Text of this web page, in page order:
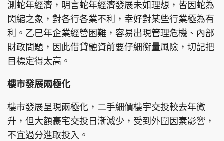
頭條日報 星島環球 The Standard
測蛇年經濟，明言蛇年經濟發展未如理想，皆因蛇為
閃縮之象，對各行各業不利，幸好對某些行業極為有
利。乙巳年企業經營困難，容易出現管理危機、內部
財政問題，因此借貸融資前要仔細衡量風險，切記把
目標定得太高。
樓市發展兩極化
樓市發展呈現兩極化，二手細價樓宇交投較去年微
升，但大額豪宅交投日漸減少，受到外圍因素影響，
不宜過分進取投入。